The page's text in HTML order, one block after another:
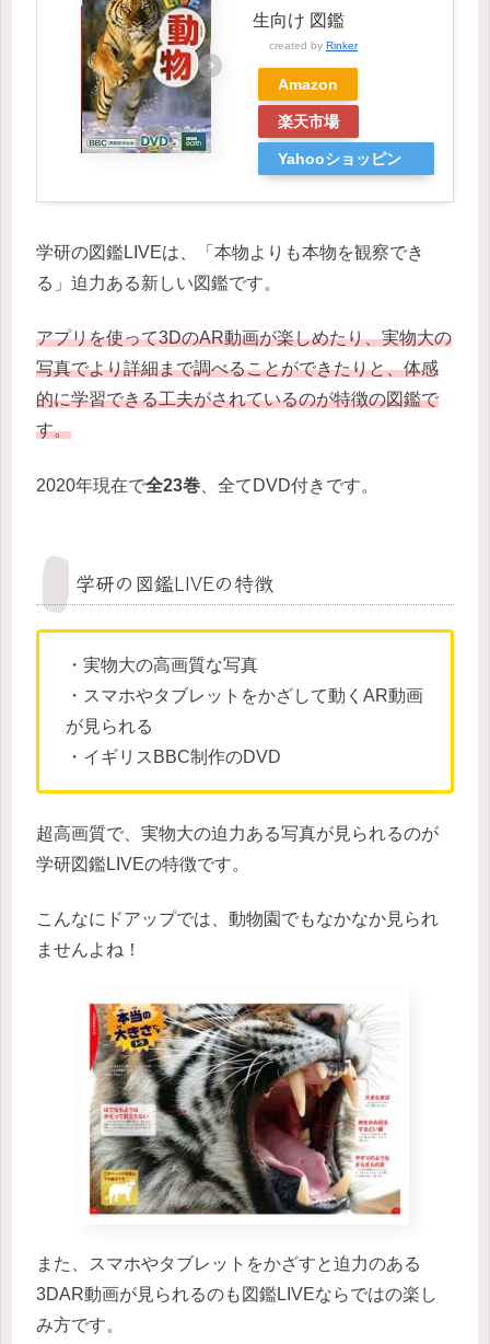
生向け 図鑑
created by Rinker
Amazon
楽天市場
Yahooショッピン
学研の図鑑LIVEは、「本物よりも本物を観察でき
る」迫力ある新しい図鑑です。
アプリを使って3DのAR動画が楽しめたり、実物大の
写真でより詳細まで調べることができたりと、体感
的に学習できる工夫がされているのが特徴の図鑑で
す。
2020年現在で全23巻 、全てDVD付きです。
学研の図鑑LIVEの特徴
・実物大の高画質な写真
・スマホやタブレットをかざして動くAR動画
が見られる
・イギリスBBC制作のDVD
超高画質で、実物大の迫力ある写真が見られるのが
学研図鑑LIVEの特徴です。
こんなにドアップでは、動物園でもなかなか見られ
ませんよね！
また、スマホやタブレットをかざすと迫力のある
3DAR動画が見られるのも図鑑LIVEならではの楽し
み方です。